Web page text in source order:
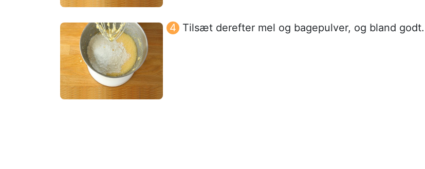
Tilsæt derefter mel og bagepulver, og bland godt.